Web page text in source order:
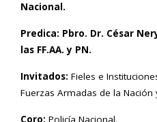
Nacional.
Predica: Pbro. Dr. César
las FF.AA. y PN.
Invitados: Fieles e
Fuerzas Armadas de la Nación